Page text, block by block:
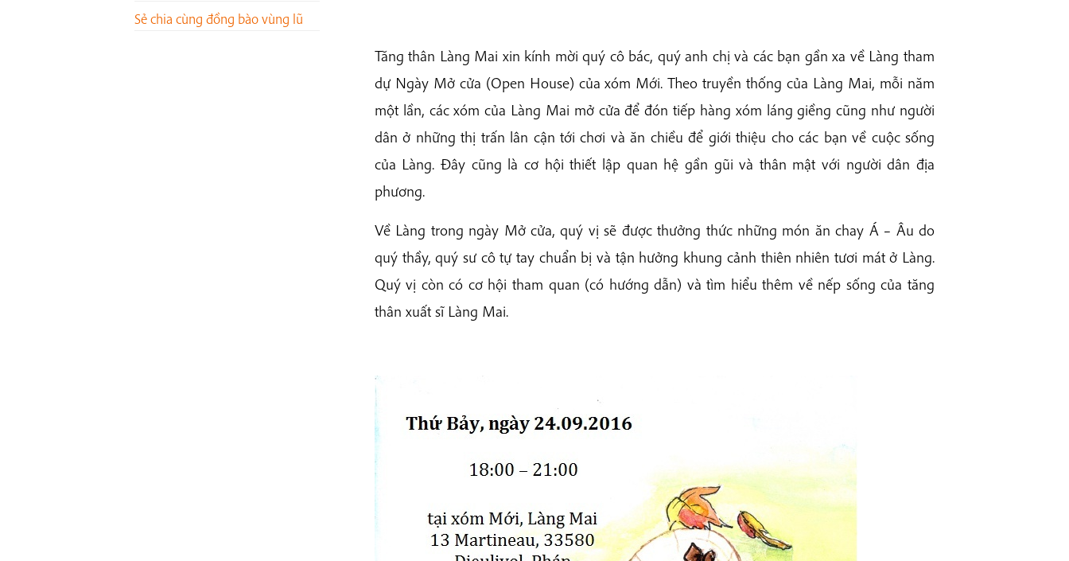
Sẻ chia cùng đồng bào vùng lũ
Tăng thân Làng Mai xin kính mời quý cô bác, quý anh chị và các bạn gần xa về Làng tham
dự Ngày Mở cửa (Open House) của xóm Mới. Theo truyền thống của Làng Mai, mỗi năm
một lần, các xóm của Làng Mai mở cửa để đón tiếp hàng xóm láng giềng cũng như người
dân ở những thị trấn lân cận tới chơi và ăn chiều để giới thiệu cho các bạn về cuộc sống
của Làng. Đây cũng là cơ hội thiết lập quan hệ gần gũi và thân mật với người dân địa
phương.
Về Làng trong ngày Mở cửa, quý vị sẽ được thưởng thức những món ăn chay Á – Âu do
quý thầy, quý sư cô tự tay chuẩn bị và tận hưởng khung cảnh thiên nhiên tươi mát ở Làng.
Quý vị còn có cơ hội tham quan (có hướng dẫn) và tìm hiểu thêm về nếp sống của tăng
thân xuất sĩ Làng Mai.